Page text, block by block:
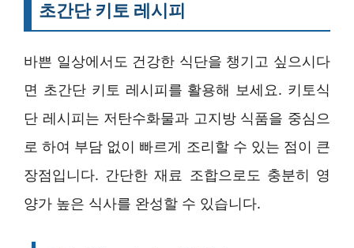
초간단 키토 레시피
바쁜 일상에서도 건강한 식단을 챙기고 싶으시다
면 초간단 키토 레시피를 활용해 보세요. 키토식
단 레시피는 저탄수화물과 고지방 식품을 중심으
로 하여 부담 없이 빠르게 조리할 수 있는 점이 큰
장점입니다. 간단한 재료 조합으로도 충분히 영
양가 높은 식사를 완성할 수 있습니다.